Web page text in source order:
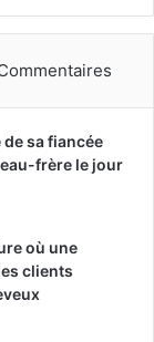
sa fiancée
frère le jour
où une
clients